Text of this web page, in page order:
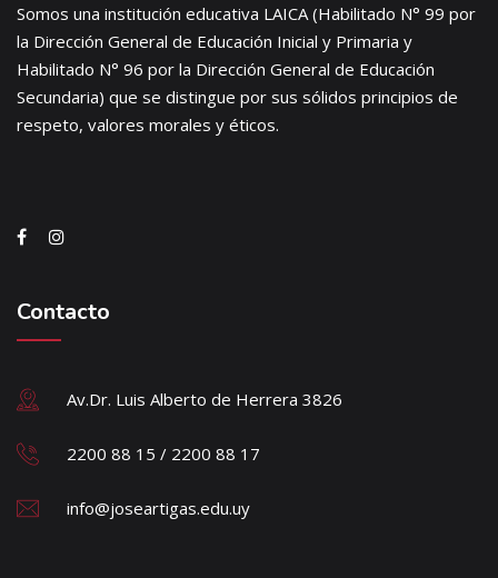
Somos una institución educativa LAICA (Habilitado N° 99 por
la Dirección General de Educación Inicial y Primaria y
Habilitado N° 96 por la Dirección General de Educación
Secundaria) que se distingue por sus sólidos principios de
respeto, valores morales y éticos.
Contacto
Av.Dr. Luis Alberto de Herrera 3826
2200 88 15 / 2200 88 17
info@joseartigas.edu.uy